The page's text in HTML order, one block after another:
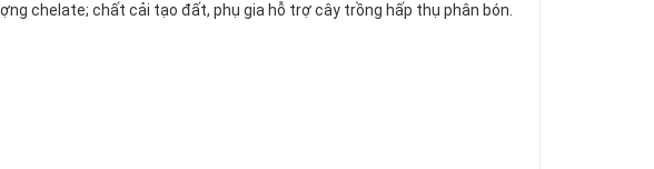
chelate; chất cải tạo đất, phụ gia hỗ trợ cây trồng hấp thụ phân bón.